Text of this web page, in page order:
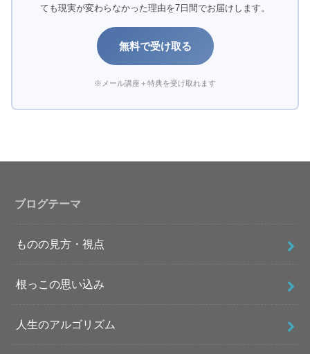
ても現実が変わらなかった理由を7日間でお届けします。
無料で受け取る
※メール講座＋特典を受け取れます
ブログテーマ
ものの見方・視点
根っこの思い込み
人生のアルゴリズム